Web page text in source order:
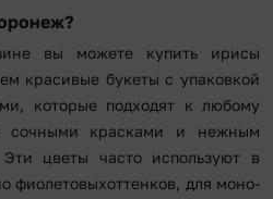
вы можете купить ирисы
красивые букеты с упаковкой
которые подходят к любому
сочными красками и нежным
цветы часто используют в
фиолетовыхоттенков, для моно-